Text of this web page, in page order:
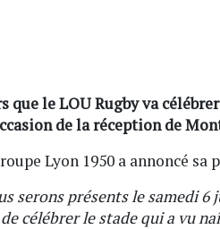
que le LOU Rugby va
de la réception de
Lyon 1950 a annoncé
serons présents le samedi
célébrer le stade qui a vu